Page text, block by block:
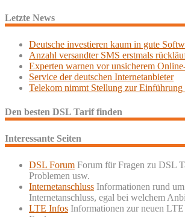
Letzte News
Deutsche investieren kaum in gute
Anzahl versandter SMS erstmals
Experten warnen vor unsicherem
Service der deutschen Internetanbieter
Telekom nimmt Stellung zur Einführung
Den besten DSL Tarif finden
Interessante Seiten
DSL Forum Forum für Fragen zu DSL
Problemen usw.
Internetanschluss Informationen rund
Internetanschluss, egal bei welchem
LTE Infos Informationen zur neuen